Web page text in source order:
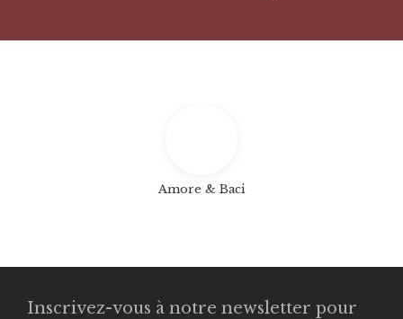
Amore & Baci
Inscrivez-vous à notre newsletter pour